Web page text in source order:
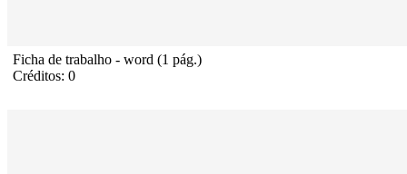
Ficha de trabalho - word (1 pág.)
Créditos: 0